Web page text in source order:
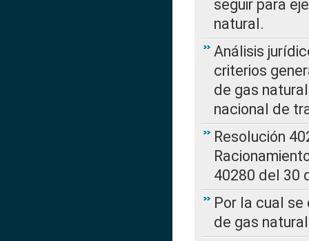
seguir para
natural.
Análisis
criterios
de gas
nacional de
Resolución
40280 del 30
Por la cual
de gas natural